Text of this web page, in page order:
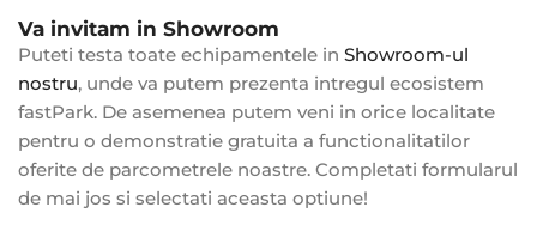
Va invitam in Showroom
Puteti testa toate echipamentele in Showroom-ul
nostru, unde va putem prezenta intregul ecosistem
fastPark. De asemenea putem veni in orice localitate
pentru o demonstratie gratuita a functionalitatilor
oferite de parcometrele noastre. Completati formularul
de mai jos si selectati aceasta optiune!